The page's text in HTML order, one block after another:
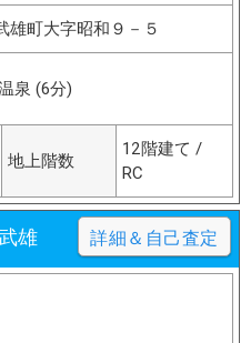
雄町大字昭和９－５
泉 (6分)
地上階数
12階建て /
RC
雄 詳細＆自己査定